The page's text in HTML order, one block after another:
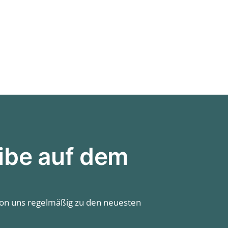
auf dem
uns regelmäßig zu den neuesten